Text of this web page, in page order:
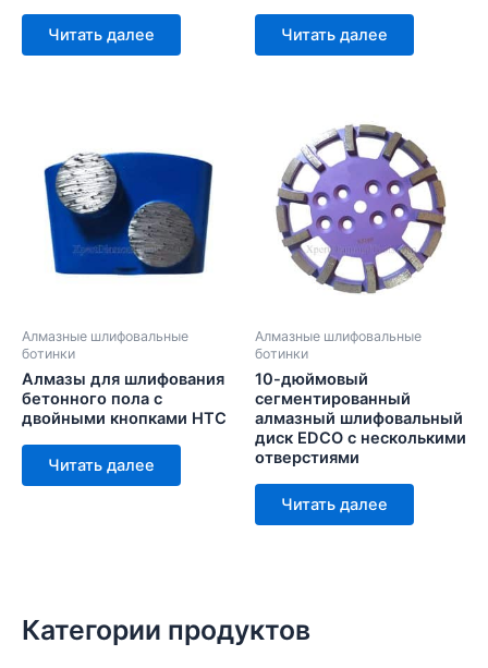
Читать далее Читать далее
Алмазные шлифовальные
ботинки
Алмазы для шлифования
бетонного пола с
двойными кнопками HTC
Читать далее
Алмазные шлифовальные
ботинки
10-дюймовый
сегментированный
алмазный шлифовальный
диск EDCO с несколькими
отверстиями
Читать далее
Категории продуктов